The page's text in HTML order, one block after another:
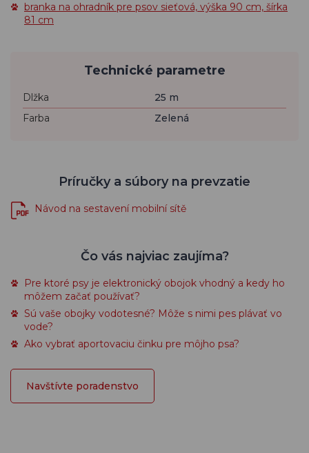
branka na ohradník pre psov sieťová, výška 90 cm, šírka
81 cm
Technické parametre
Dlžka
25 m
Farba
Zelená
Príručky a súbory na prevzatie
Návod na sestavení mobilní sítě
Čo vás najviac zaujíma?
Pre ktoré psy je elektronický obojok vhodný a kedy ho
môžem začať používať?
Sú vaše obojky vodotesné? Môže s nimi pes plávať vo
vode?
Ako vybrať aportovaciu činku pre môjho psa?
Navštívte poradenstvo